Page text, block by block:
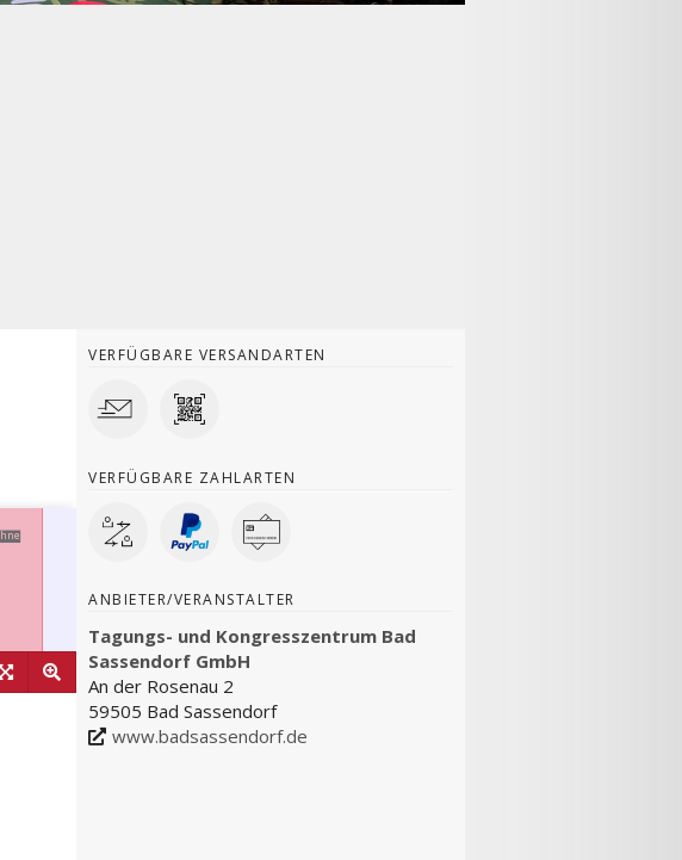
VERFÜGBARE VERSANDARTEN
VERFÜGBARE ZAHLARTEN
ANBIETER/VERANSTALTER
Tagungs- und Kongresszentrum Bad
Sassendorf GmbH
An der Rosenau 2
59505 Bad Sassendorf
www.badsassendorf.de